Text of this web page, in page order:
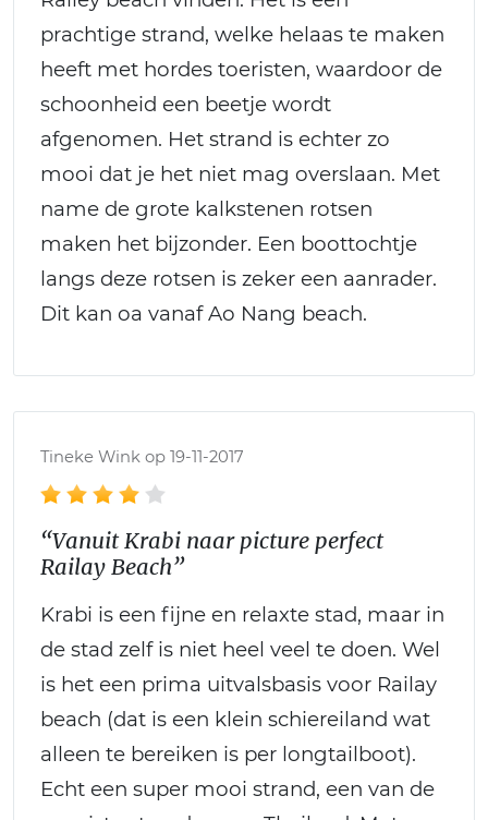
prachtige strand, welke helaas te maken
heeft met hordes toeristen, waardoor de
schoonheid een beetje wordt
afgenomen. Het strand is echter zo
mooi dat je het niet mag overslaan. Met
name de grote kalkstenen rotsen
maken het bijzonder. Een boottochtje
langs deze rotsen is zeker een aanrader.
Dit kan oa vanaf Ao Nang beach.
Tineke Wink op 19-11-2017
“Vanuit Krabi naar picture perfect
Railay Beach”
Krabi is een fijne en relaxte stad, maar in
de stad zelf is niet heel veel te doen. Wel
is het een prima uitvalsbasis voor Railay
beach (dat is een klein schiereiland wat
alleen te bereiken is per longtailboot).
Echt een super mooi strand, een van de